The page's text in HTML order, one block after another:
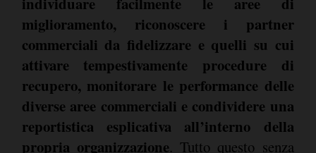
miglioramento, riconoscere i partner
commerciali da fidelizzare e quelli su cui
attivare tempestivamente procedure di
recupero, monitorare le performance delle
diverse aree commerciali e condividere una
reportistica esplicativa all’interno della
propria organizzazione. Tutto questo senza